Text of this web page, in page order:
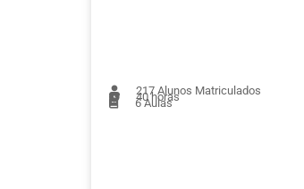
217 Alunos Matriculados
40 horas
6Aulas